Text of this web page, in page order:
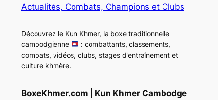
Actualités, Combats, Champions et Clubs
Découvrez le Kun Khmer, la boxe traditionnelle
cambodgienne
: combattants, classements,
combats, vidéos, clubs, stages d'entraînement et
culture khmère.
BoxeKhmer.com | Kun Khmer Cambodge